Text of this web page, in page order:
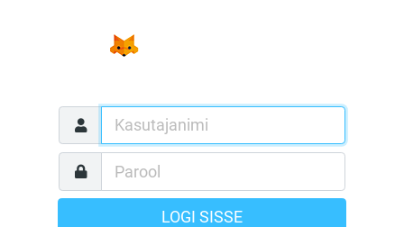
LOGI SISSE